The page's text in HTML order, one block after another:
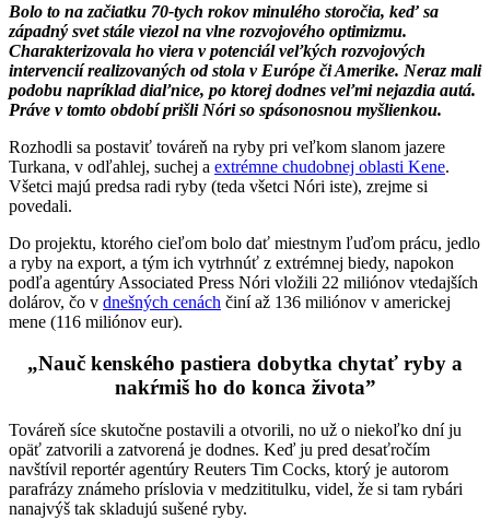
Bolo to na začiatku 70-tych rokov minulého storočia, keď sa
západný svet stále viezol na vlne rozvojového optimizmu.
Charakterizovala ho viera v potenciál veľkých rozvojových
intervencií realizovaných od stola v Európe či Amerike. Neraz mali
podobu napríklad diaľnice, po ktorej dodnes veľmi nejazdia autá.
Práve v tomto období prišli Nóri so spásonosnou myšlienkou.
Rozhodli sa postaviť továreň na ryby pri veľkom slanom jazere
Turkana, v odľahlej, suchej a extrémne chudobnej oblasti Kene.
Všetci majú predsa radi ryby (teda všetci Nóri iste), zrejme si
povedali.
Do projektu, ktorého cieľom bolo dať miestnym ľuďom prácu, jedlo
a ryby na export, a tým ich vytrhnúť z extrémnej biedy, napokon
podľa agentúry Associated Press Nóri vložili 22 miliónov vtedajších
dolárov, čo v dnešných cenách činí až 136 miliónov v americkej
mene (116 miliónov eur).
„Nauč kenského pastiera dobytka chytať ryby a
nakŕmiš ho do konca života”
Továreň síce skutočne postavili a otvorili, no už o niekoľko dní ju
opäť zatvorili a zatvorená je dodnes. Keď ju pred desaťročím
navštívil reportér agentúry Reuters Tim Cocks, ktorý je autorom
parafrázy známeho príslovia v medzititulku, videl, že si tam rybári
nanajvýš tak skladujú sušené ryby.